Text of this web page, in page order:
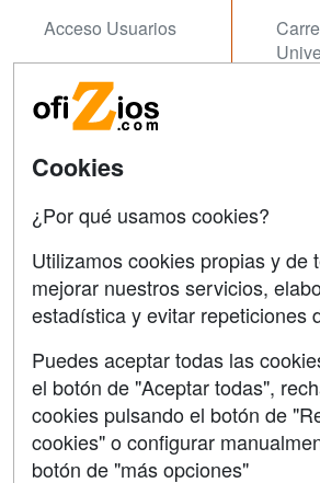
Acceso Usuarios
Acceso Centros
Contactar
Copyleft
Grupo formazion:
Cookies
¿Por qué usamos cookies?
Utilizamos cookies propias y de
mejorar nuestros servicios,
estadística y evitar repeticiones
Puedes aceptar todas las
el botón de "Aceptar todas",
cookies pulsando el botón de
cookies" o configurar
botón de "más opciones"